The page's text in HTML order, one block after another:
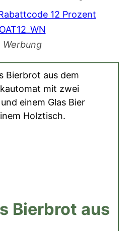
Werbung
Bierbrot aus